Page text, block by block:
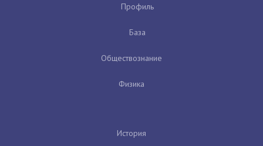
Профиль
База
Обществознание
Физика
История